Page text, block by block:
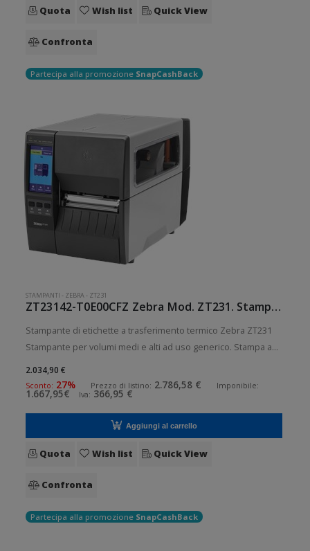
Quota Wish list Quick View
Confronta
Partecipa alla promozione SnapCashBack
STAMPANTI - ZEBRA - ZT231
ZT23142-T0E00CFZ Zebra Mod. ZT231. Stampante di etichette.
Stampante di etichette a trasferimento termico Zebra ZT231
Stampante per volumi medi e alti ad uso generico. Stampa a
senza fili. Velocit di stampa: 304 mm/sec Risoluzione di
stampa:
2.034,90 €
Sconto: 27% Prezzo di listino: 2.786,58 € Imponibile:
1.667,95€ Iva: 366,95 €
Aggiungi al carrello
Quota Wish list Quick View
Confronta
Partecipa alla promozione SnapCashBack